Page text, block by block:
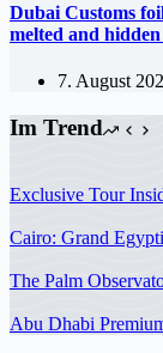
Dubai Customs
melted and
7. August
Im Trend
Exclusive Tour
Cairo: Grand
The Palm
Abu Dhabi